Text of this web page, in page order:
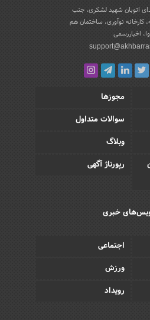
اتوبان شهید لشکری، جنب
کارخانه نوآوری، ساختمان هم
اخباررسمی
مجوزها
سوالات متداول
وبلاگ
رپورتاژ آگهی
خبری
اجتماعی
ورزش
رویداد